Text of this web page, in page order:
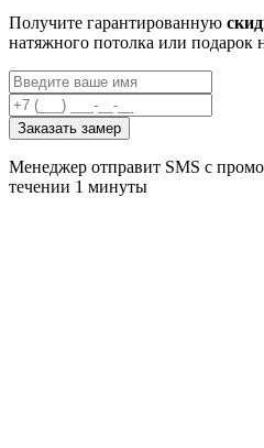
Получите гарантированную
натяжного потолка или подарок
Заказать замер
Менеджер отправит SMS с
течении 1 минуты